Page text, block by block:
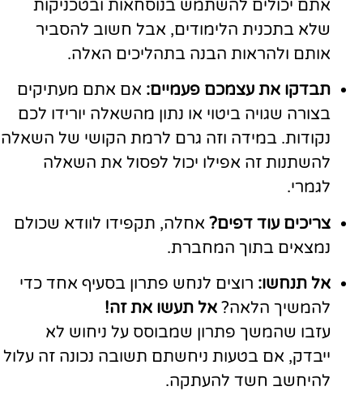
אתם יכולים להשתמש בנוסחאות ובטכניקות
שלא בתכנית הלימודים, אבל חשוב להסביר
אותם ולהראות הבנה בתהליכים האלה.
תבדקו את עצמכם פעמיים: אם אתם מעתיקים
בצורה שגויה ביטוי או נתון מהשאלה יורידו לכם
נקודות. במידה וזה גרם לרמת הקושי של השאלה
להשתנות זה אפילו יכול לפסול את השאלה
לגמרי.
צריכים עוד דפים? אחלה, תקפידו לוודא שכולם
נמצאים בתוך המחברת.
אל תנחשו: רוצים לנחש פתרון בסעיף אחד כדי
להמשיך הלאה? אל תעשו את זה!
עזבו שהמשך פתרון שמבוסס על ניחוש לא
ייבדק, אם בטעות ניחשתם תשובה נכונה זה עלול
להיחשב חשד להעתקה.